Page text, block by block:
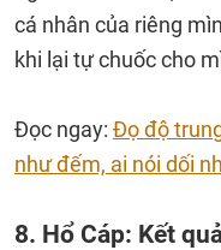
cá nhân của riêng
khi lại tự chuốc cho
Đọc ngay: Đọ độ
như đếm, ai nói dối
8. Hổ Cáp: Kết